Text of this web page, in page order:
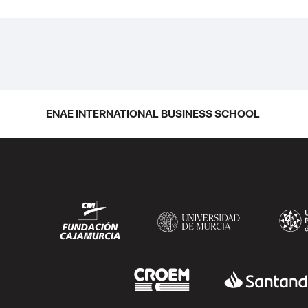
ENAE INTERNATIONAL BUSINESS SCHOOL